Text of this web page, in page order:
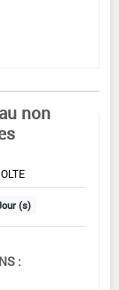
non
(s)
: